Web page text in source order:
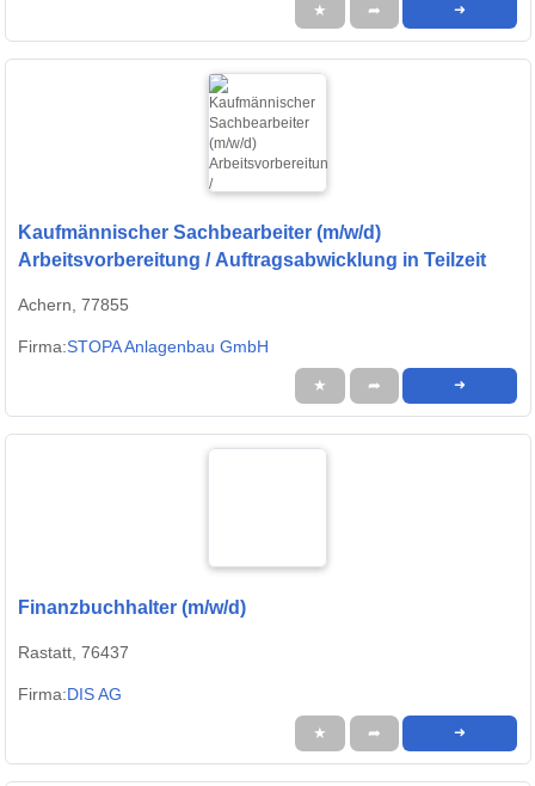
★ ➦ ➜
Kaufmännischer Sachbearbeiter (m/w/d)
Arbeitsvorbereitung / Auftragsabwicklung in Teilzeit
Achern, 77855
Firma:STOPA Anlagenbau GmbH
★ ➦ ➜
Finanzbuchhalter (m/w/d)
Rastatt, 76437
Firma:DIS AG
★ ➦ ➜